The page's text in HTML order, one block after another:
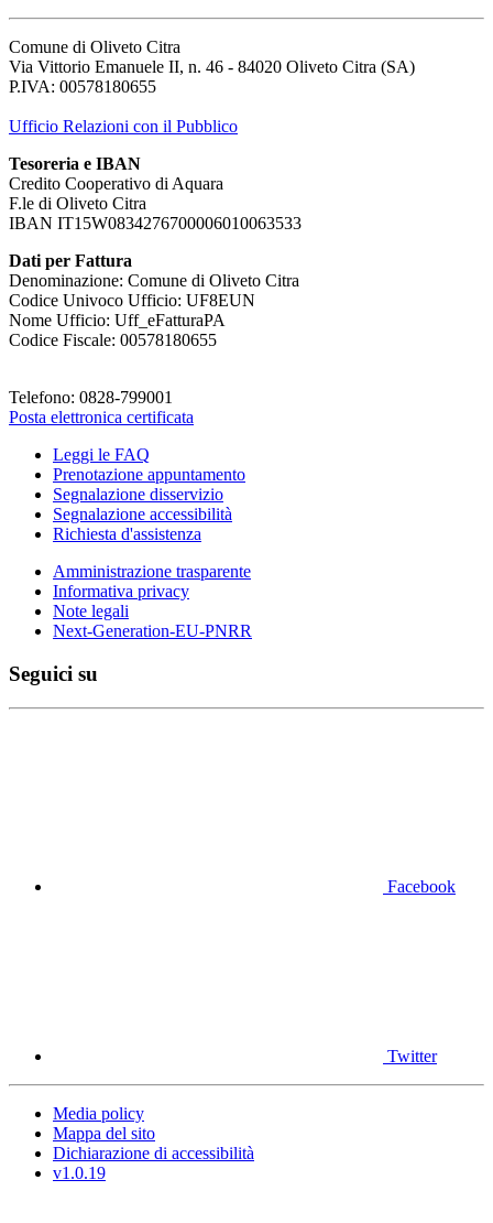
Comune di Oliveto Citra
Via Vittorio Emanuele II, n. 46 - 84020 Oliveto Citra (SA)
P.IVA: 00578180655
Ufficio Relazioni con il Pubblico
Tesoreria e IBAN
Credito Cooperativo di Aquara
F.le di Oliveto Citra
IBAN IT15W0834276700006010063533
Dati per Fattura
Denominazione: Comune di Oliveto Citra
Codice Univoco Ufficio: UF8EUN
Nome Ufficio: Uff_eFatturaPA
Codice Fiscale: 00578180655
Telefono: 0828-799001
Posta elettronica certificata
Leggi le FAQ
Prenotazione appuntamento
Segnalazione disservizio
Segnalazione accessibilità
Richiesta d'assistenza
Amministrazione trasparente
Informativa privacy
Note legali
Next-Generation-EU-PNRR
Seguici su
Facebook
Twitter
Media policy
Mappa del sito
Dichiarazione di accessibilità
v1.0.19